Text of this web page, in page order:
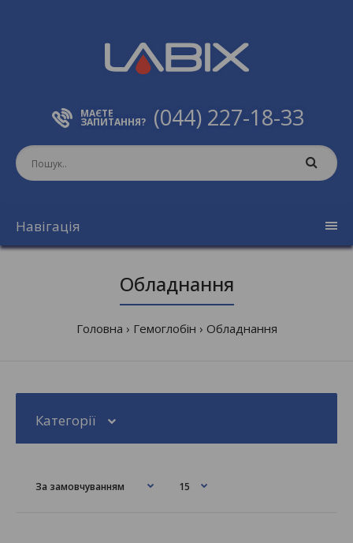
МАЄТЕ
ЗАПИТАННЯ? (044) 227-18-33
Навігація
Обладнання
Головна Гемоглобін Обладнання
Категорії